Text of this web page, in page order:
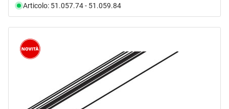
Articolo: 51.057.74 - 51.059.84